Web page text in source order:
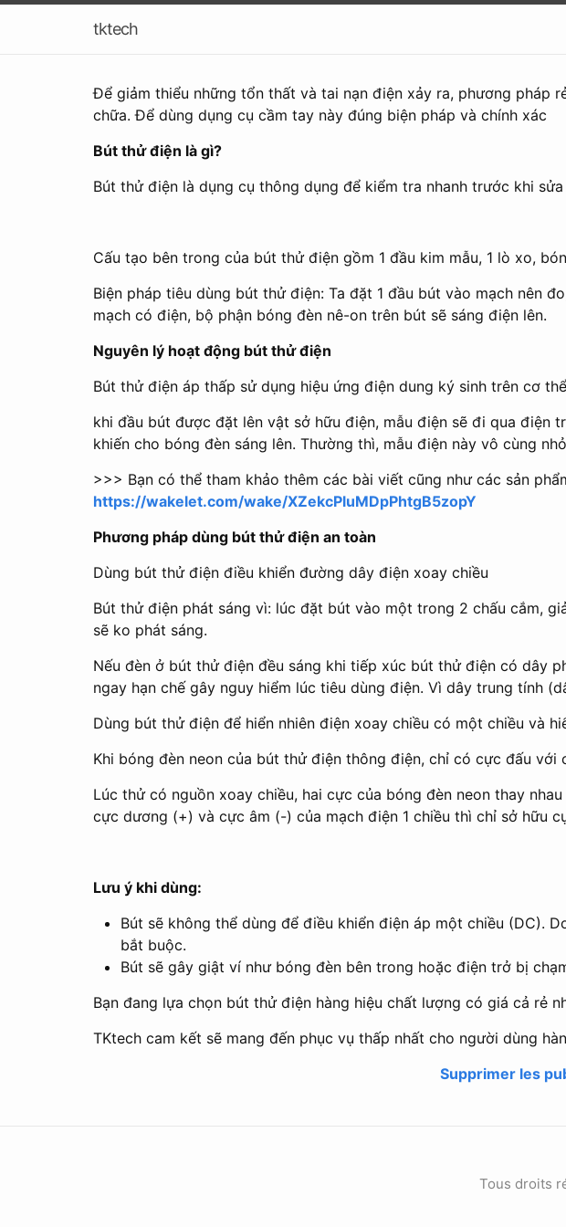
tktech
Để giảm thiểu những tổn thất và tai nạn điện xảy ra, phương pháp
chữa. Để dùng dụng cụ cầm tay này đúng biện pháp và chính xác
Bút thử điện là gì?
Bút thử điện là dụng cụ thông dụng để kiểm tra nhanh trước khi
Cấu tạo bên trong của bút thử điện gồm 1 đầu kim mẫu, 1 lò xo,
Biện pháp tiêu dùng bút thử điện: Ta đặt 1 đầu bút vào mạch nên
mạch có điện, bộ phận bóng đèn nê-on trên bút sẽ sáng điện lên.
Nguyên lý hoạt động bút thử điện
Bút thử điện áp thấp sử dụng hiệu ứng điện dung ký sinh trên cơ
khi đầu bút được đặt lên vật sở hữu điện, mẫu điện sẽ đi qua điện
khiến cho bóng đèn sáng lên. Thường thì, mẫu điện này vô cùng
>>> Bạn có thể tham khảo thêm các bài viết cũng như các sản
https://wakelet.com/wake/XZekcPluMDpPhtgB5zopY
Phương pháp dùng bút thử điện an toàn
Dùng bút thử điện điều khiển đường dây điện xoay chiều
Bút thử điện phát sáng vì: lúc đặt bút vào một trong 2 chấu cắm,
sẽ ko phát sáng.
Nếu đèn ở bút thử điện đều sáng khi tiếp xúc bút thử điện có dây
ngay hạn chế gây nguy hiểm lúc tiêu dùng điện. Vì dây trung tính
Dùng bút thử điện để hiển nhiên điện xoay chiều có một chiều và
Khi bóng đèn neon của bút thử điện thông điện, chỉ có cực đấu với
Lúc thử có nguồn xoay chiều, hai cực của bóng đèn neon thay
cực dương (+) và cực âm (-) của mạch điện 1 chiều thì chỉ sở hữu
Lưu ý khi dùng:
Bút sẽ không thể dùng để điều khiển điện áp một chiều (DC).
bắt buộc.
Bút sẽ gây giật ví như bóng đèn bên trong hoặc điện trở bị
Bạn đang lựa chọn bút thử điện hàng hiệu chất lượng có giá cả rẻ
TKtech cam kết sẽ mang đến phục vụ thấp nhất cho người dùng
Supprimer les
Tous droits